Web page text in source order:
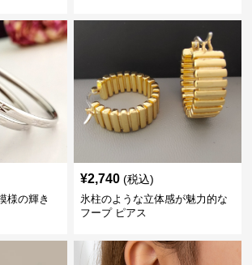
様の輝き
¥2,740 (税込)
氷柱のような立体感が魅力的な
フープ ピアス